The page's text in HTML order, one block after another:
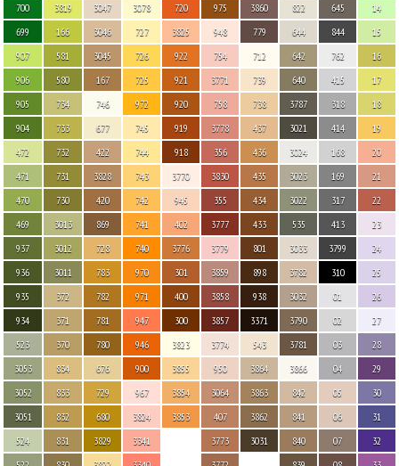
700
699
907
906
905
904
472
471
470
469
937
936
935
934
523
3053
3052
3051
524
3819
166
581
580
734
733
732
731
730
3013
3012
3011
372
371
370
834
833
832
831
3047
3046
3045
167
746
677
422
3828
420
869
728
783
782
781
780
676
729
680
3829
3078
727
726
725
972
745
744
743
742
741
740
970
971
947
946
900
967
3824
3341
720
3825
922
921
920
919
918
3770
945
402
3776
301
400
300
3823
3855
3854
3853
975
948
754
3771
758
3778
356
3830
355
3777
3779
3859
3858
3857
3774
950
3064
407
3773
3860
779
712
739
738
437
436
435
434
433
801
898
938
3371
543
3864
3863
3862
3031
822
644
642
640
3787
3021
3024
3023
3022
535
3033
3782
3032
3790
3781
3866
842
841
840
645
844
762
415
318
414
168
169
317
413
3799
310
01
02
03
04
05
06
07
14
15
16
17
18
19
20
21
22
23
24
25
26
27
28
29
30
31
32